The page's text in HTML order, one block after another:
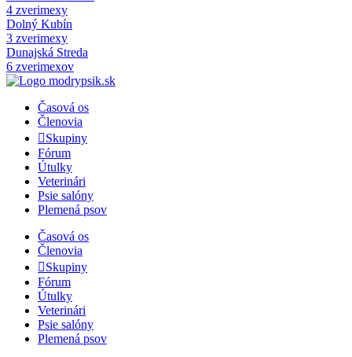
4 zverimexy
Dolný Kubín
3 zverimexy
Dunajská Streda
6 zverimexov
Časová os
Členovia
Skupiny
Fórum
Útulky
Veterinári
Psie salóny
Plemená psov
Časová os
Členovia
Skupiny
Fórum
Útulky
Veterinári
Psie salóny
Plemená psov